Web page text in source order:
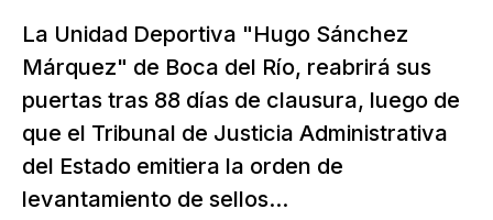
La Unidad Deportiva "Hugo Sánchez
Márquez" de Boca del Río, reabrirá sus
puertas tras 88 días de clausura, luego de
que el Tribunal de Justicia Administrativa
del Estado emitiera la orden de
levantamiento de sellos...